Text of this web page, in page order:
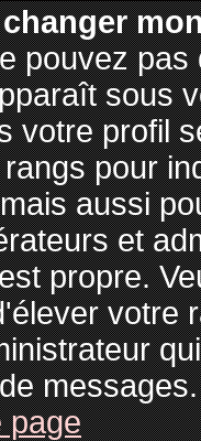
pouvez
sous
votre profil
pour
aussi
et
propre.
votre
messages.
page